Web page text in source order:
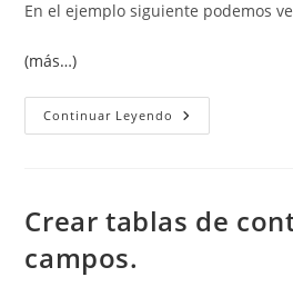
En el ejemplo siguiente podemos
(más…)
Continuar Leyendo ¿Qué
Significa
Crear tablas de
campos.